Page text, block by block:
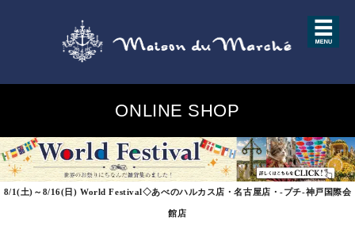
ONLINE SHOP
8/1(土)～8/16(日) World Festival◇あべのハルカス店・名古屋店・-プチ-神戸国際会
館店